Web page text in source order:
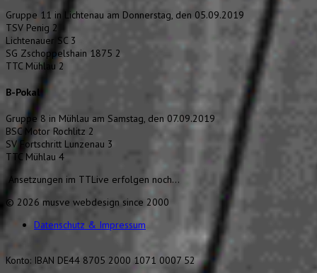
Gruppe 11 in Lichtenau am Donnerstag, den 05.09.2019
TSV Penig 2
Lichtenauer SC 3
SG Zschoppelshain 1875 2
TTC Mühlau 2
B-Pokal
Gruppe 8 in Mühlau am Samstag, den 07.09.2019
BSC Motor Rochlitz 2
SV Fortschritt Lunzenau 3
TTC Mühlau 4
Ansetzungen im TTLive erfolgen noch...
© 2026 musve webdesign since 2000
Datenschutz & Impressum
Konto: IBAN DE44 8705 2000 1071 0007 52